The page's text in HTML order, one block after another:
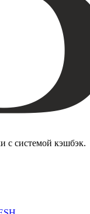
с системой кэшбэк.